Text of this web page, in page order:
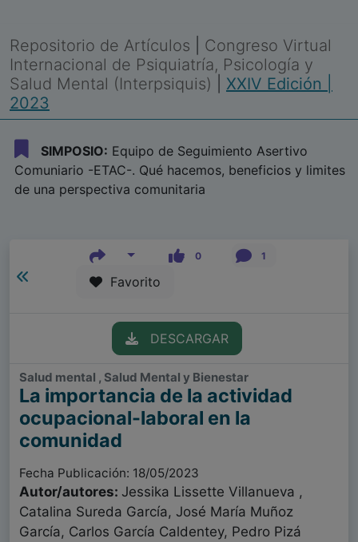
Repositorio de Artículos
Congreso Virtual
Internacional de Psiquiatría, Psicología y
Salud Mental (Interpsiquis)
XXIV Edición |
2023
SIMPOSIO: Equipo de Seguimiento Asertivo
Comuniario -ETAC-. Qué hacemos, beneficios y limites
de una perspectiva comunitaria
0 1
Favorito
DESCARGAR
Salud mental , Salud Mental y Bienestar
La importancia de la actividad
ocupacional-laboral en la
comunidad
Fecha Publicación: 18/05/2023
Autor/autores: Jessika Lissette Villanueva ,
Catalina Sureda García, José María Muñoz
García, Carlos García Caldentey, Pedro Pizá